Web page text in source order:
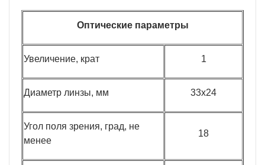
Оптические параметры
Увеличение, крат 1
Диаметр линзы, мм 33х24
Угол поля зрения, град, не
менее
18